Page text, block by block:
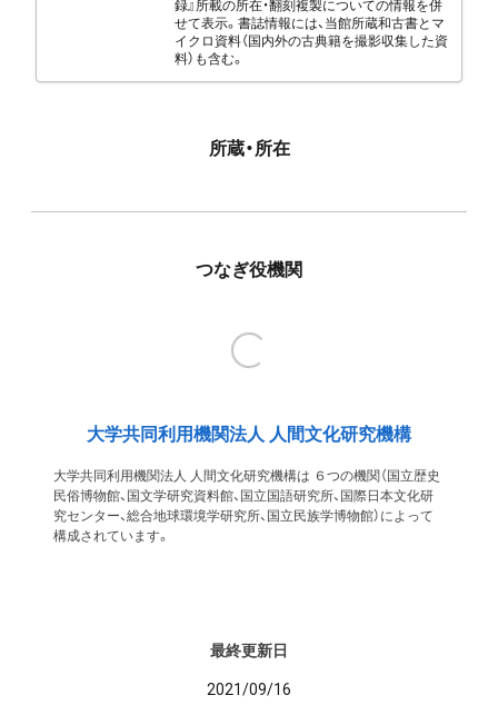
録』所載の所在・翻刻複製についての情報を併
せて表示。書誌情報には、当館所蔵和古書とマ
イクロ資料（国内外の古典籍を撮影収集した資
料）も含む。
所蔵・所在
つなぎ役機関
大学共同利用機関法人 人間文化研究機構
大学共同利用機関法人 人間文化研究機構は ６つの機関（国立歴史
民俗博物館、国文学研究資料館、国立国語研究所、国際日本文化研
究センター、総合地球環境学研究所、国立民族学博物館）によって
構成されています。
最終更新日
2021/09/16